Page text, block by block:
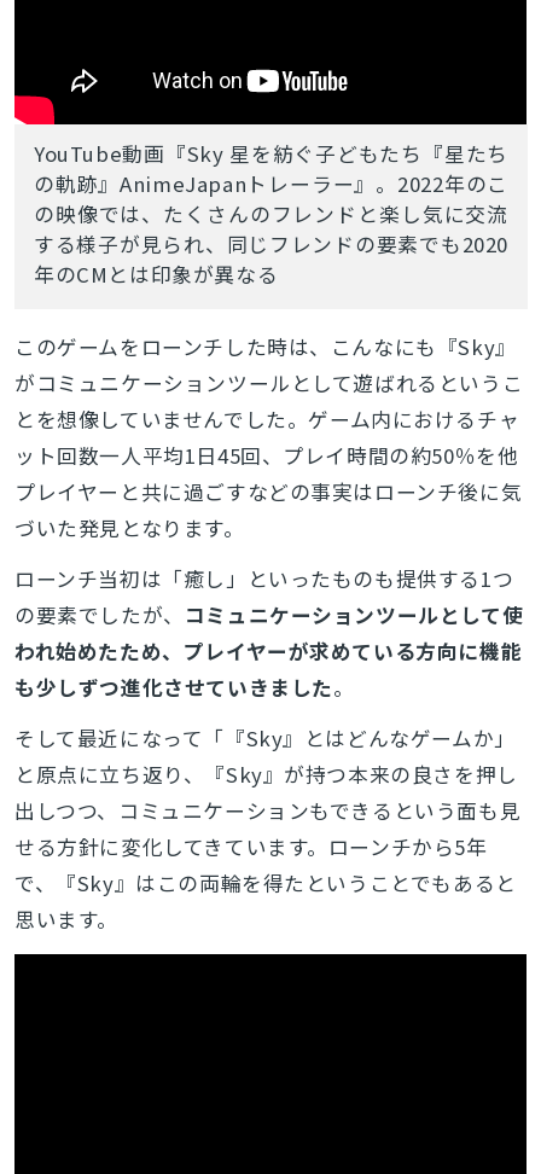
YouTube動画『Sky 星を紡ぐ子どもたち『星たち
の軌跡』AnimeJapanトレーラー』。2022年のこ
の映像では、たくさんのフレンドと楽し気に交流
する様子が見られ、同じフレンドの要素でも2020
年のCMとは印象が異なる
このゲームをローンチした時は、こんなにも『Sky』
がコミュニケーションツールとして遊ばれるというこ
とを想像していませんでした。ゲーム内におけるチャ
ット回数一人平均1日45回、プレイ時間の約50％を他
プレイヤーと共に過ごすなどの事実はローンチ後に気
づいた発見となります。
ローンチ当初は「癒し」といったものも提供する1つ
の要素でしたが、 コミュニケーションツールとして使
われ始めたため、プレイヤーが求めている方向に機能
も少しずつ進化させていきました。
そして最近になって「『Sky』とはどんなゲームか」
と原点に立ち返り、『Sky』が持つ本来の良さを押し
出しつつ、コミュニケーションもできるという面も見
せる方針に変化してきています。ローンチから5年
で、『Sky』はこの両輪を得たということでもあると
思います。